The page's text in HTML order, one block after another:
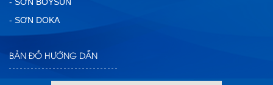
- SƠN DOKA
BẢN ĐỒ HƯỚNG DẪN